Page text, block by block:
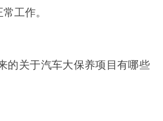
工作。
的关于汽车大保养项目有哪些